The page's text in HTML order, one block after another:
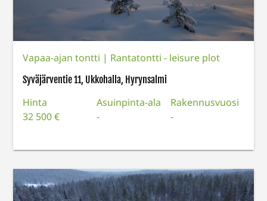
Vapaa-ajan tontti | Rantatontti - leisure plot
Syväjärventie 11, Ukkohalla, Hyrynsalmi
Hinta
32 500 €
Asuinpinta-ala
-
Rakennusvuosi
-